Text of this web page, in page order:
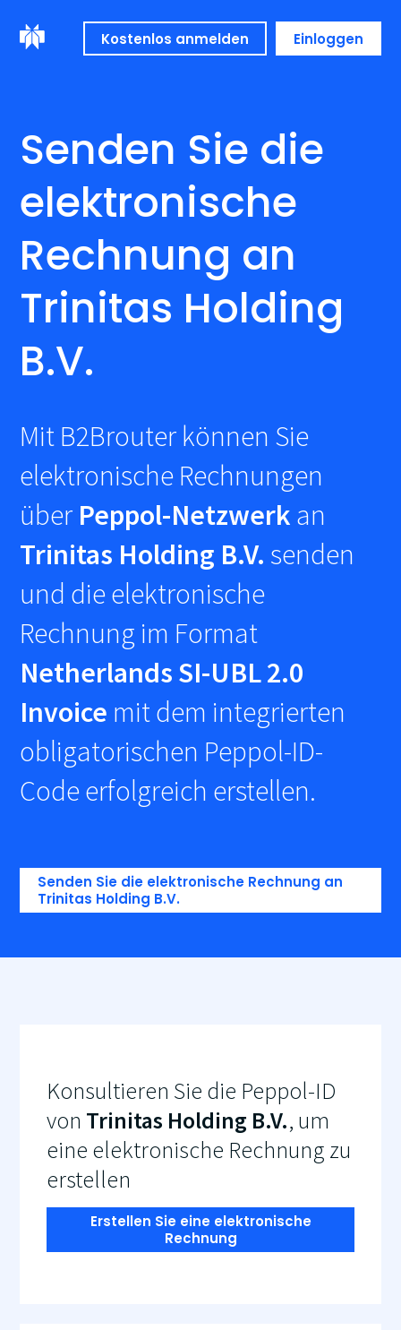
Kostenlos anmelden Einloggen
Senden Sie die
elektronische
Rechnung an
Trinitas Holding
B.V.
Mit B2Brouter können Sie
elektronische Rechnungen
über Peppol-Netzwerk an
Trinitas Holding B.V. senden
und die elektronische
Rechnung im Format
Netherlands SI-UBL 2.0
Invoice mit dem integrierten
obligatorischen Peppol-ID-
Code erfolgreich erstellen.
Senden Sie die elektronische Rechnung an
Trinitas Holding B.V.
Konsultieren Sie die Peppol-ID
von Trinitas Holding B.V., um
eine elektronische Rechnung zu
erstellen
Erstellen Sie eine elektronische
Rechnung